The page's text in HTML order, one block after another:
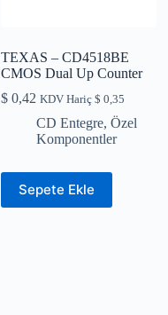
TEXAS – CD4518BE
CMOS Dual Up Counter
$ 0,42 KDV Hariç$ 0,35
CD Entegre,Özel
Komponentler
Sepete Ekle